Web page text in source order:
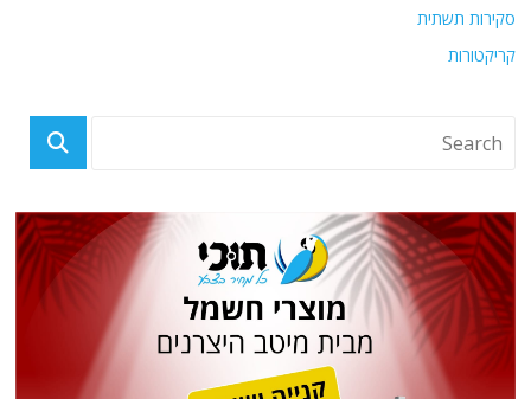
סקירות תשתית
קריקטורות